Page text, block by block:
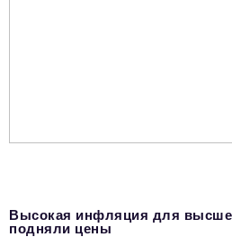
Высокая инфляция для
подняли цены